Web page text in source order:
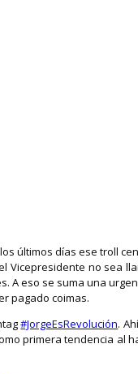
últimos días ese troll
no sea
A eso se suma una
pagado coimas.
#JorgeEsRevolución.
primera tendencia al